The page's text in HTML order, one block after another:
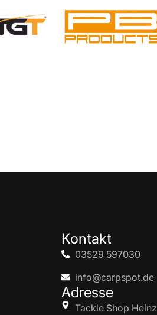
Kontakt
03529 597030
info@carpspot.de
Adresse
Tackle Shop Heinz